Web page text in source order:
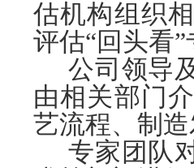
估机构组织
评估“回头看
公司领导
由相关部门
艺流程、制
专家团队